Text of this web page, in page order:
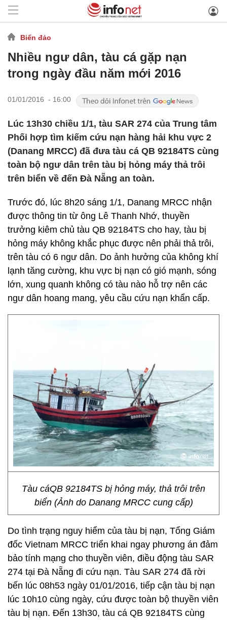
Biển đảo
Nhiều ngư dân, tàu cá gặp nạn
trong ngày đầu năm mới 2016
01/01/2016 - 16:00
Lúc 13h30 chiều 1/1, tàu SAR 274 của Trung tâm
Phối hợp tìm kiếm cứu nạn hàng hải khu vực 2
(Danang MRCC) đã đưa tàu cá QB 92184TS cùng
toàn bộ ngư dân trên tàu bị hỏng máy thả trôi
trên biển về đến Đà Nẵng an toàn.
Trước đó, lúc 8h20 sáng 1/1, Danang MRCC nhận
được thông tin từ ông Lê Thanh Nhớ, thuyền
trưởng kiêm chủ tàu QB 92184TS cho hay, tàu bị
hỏng máy không khắc phục được nên phải thả trôi,
trên tàu có 6 ngư dân. Do ảnh hưởng của không khí
lạnh tăng cường, khu vực bị nạn có gió mạnh, sóng
lớn, xung quanh không có tàu nào hỗ trợ nên các
ngư dân hoang mang, yêu cầu cứu nạn khẩn cấp.
Tàu cáQB 92184TS bị hỏng máy, thả trôi trên
biển (Ảnh do Danang MRCC cung cấp)
Do tình trạng nguy hiểm của tàu bị nạn, Tổng Giám
đốc Vietnam MRCC triển khai ngay phương án đảm
bảo tính mạng cho thuyền viên, điều động tàu SAR
274 tại Đà Nẵng đi cứu nạn. Tàu SAR 274 đã rời
bến lúc 08h53 ngày 01/01/2016, tiếp cận tàu bị nạn
lúc 10h10 cùng ngày, cứu được toàn bộ thuyền viên
tàu bị nạn. Đến 13h30, tàu cá QB 92184TS cùng